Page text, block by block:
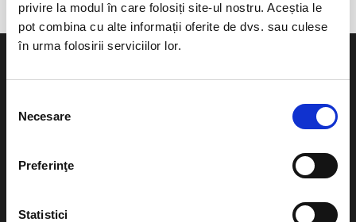
privire la modul în care folosiți site-ul nostru. Aceștia le
pot combina cu alte informații oferite de dvs. sau culese
în urma folosirii serviciilor lor.
consimțământului
Necesare
Preferinţe
Statistici
Evenimente
Teatru
festivaluri